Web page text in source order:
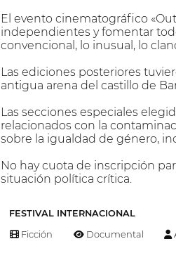
El evento cinematográfico
independientes y fomentar
convencional, lo inusual, lo
Las ediciones posteriores
antigua arena del castillo de
Las secciones especiales
relacionados con la
sobre la igualdad de género,
No hay cuota de inscripción
situación política crítica.
FESTIVAL INTERNACIONAL
Ficción Documental